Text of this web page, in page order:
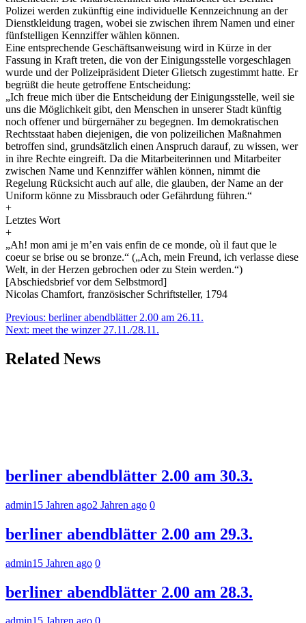
Polizei werden zukünftig eine individuelle Kennzeichnung an der
Dienstkleidung tragen, wobei sie zwischen ihrem Namen und einer
fünfstelligen Kennziffer wählen können.
Eine entsprechende Geschäftsanweisung wird in Kürze in der
Fassung in Kraft treten, die von der Einigungsstelle vorgeschlagen
wurde und der Polizeipräsident Dieter Glietsch zugestimmt hatte. Er
begrüßt die heute getroffene Entscheidung:
„Ich freue mich über die Entscheidung der Einigungsstelle, weil sie
uns die Möglichkeit gibt, den Menschen in unserer Stadt künftig
noch offener und bürgernäher zu begegnen. Im demokratischen
Rechtsstaat haben diejenigen, die von polizeilichen Maßnahmen
betroffen sind, grundsätzlich einen Anspruch darauf, zu wissen, wer
in ihre Rechte eingreift. Da die Mitarbeiterinnen und Mitarbeiter
zwischen Name und Kennziffer wählen können, nimmt die
Regelung Rücksicht auch auf alle, die glauben, der Name an der
Uniform könne zu Missbrauch oder Gefährdung führen.“
+
Letztes Wort
+
„Ah! mon ami je m’en vais enfin de ce monde, où il faut que le
coeur se brise ou se bronze.“ („Ach, mein Freund, ich verlasse diese
Welt, in der Herzen gebrochen oder zu Stein werden.“)
[Abschiedsbrief vor dem Selbstmord]
Nicolas Chamfort, französischer Schriftsteller, 1794
Beitragsnavigation
Previous: berliner abendblätter 2.00 am 26.11.
Next: meet the winzer 27.11./28.11.
Related News
berliner abendblätter 2.00 am 30.3.
admin15 Jahren ago2 Jahren ago 0
berliner abendblätter 2.00 am 29.3.
admin15 Jahren ago 0
berliner abendblätter 2.00 am 28.3.